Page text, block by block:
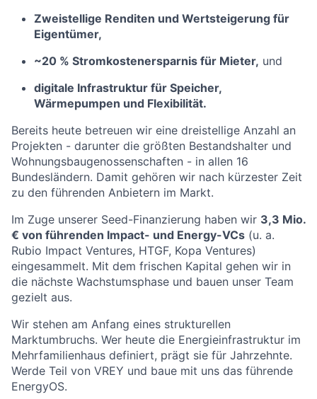
Zweistellige Renditen und Wertsteigerung für
Eigentümer,
~20 % Stromkostenersparnis für Mieter, und
digitale Infrastruktur für Speicher,
Wärmepumpen und Flexibilität.
Bereits heute betreuen wir eine dreistellige Anzahl an
Projekten - darunter die größten Bestandshalter und
Wohnungsbaugenossenschaften - in allen 16
Bundesländern. Damit gehören wir nach kürzester Zeit
zu den führenden Anbietern im Markt.
Im Zuge unserer Seed-Finanzierung haben wir 3,3 Mio.
€ von führenden Impact- und Energy-VCs (u. a.
Rubio Impact Ventures, HTGF, Kopa Ventures)
eingesammelt. Mit dem frischen Kapital gehen wir in
die nächste Wachstumsphase und bauen unser Team
gezielt aus.
Wir stehen am Anfang eines strukturellen
Marktumbruchs. Wer heute die Energieinfrastruktur im
Mehrfamilienhaus definiert, prägt sie für Jahrzehnte.
Werde Teil von VREY und baue mit uns das führende
EnergyOS.